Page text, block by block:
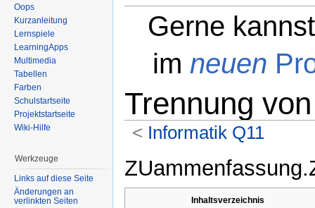
Gerne
im neuen
Trennung
< Informatik Q11
Inhaltsverzeichnis
Oops
Kurzanleitung
Lernspiele
LearningApps
Multimedia
Tabellen
Farben
Schulstartseite
Projektstartseite
Wiki-Hilfe
Werkzeuge
Links auf diese Seite
Änderungen an
verlinkten Seiten